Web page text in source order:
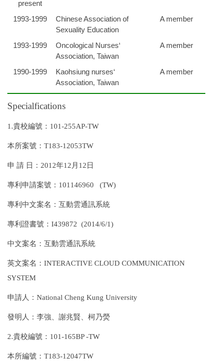
present
1993-1999
Chinese Association of
Sexuality Education
A member
1993-1999
Oncological Nurses‘
Association, Taiwan
A member
1990-1999
Kaohsiung nurses‘
Association, Taiwan
A member
Specialfications
1.貴校編號：101-255AP-TW
本所案號：T183-12053TW
申 請 日：2012年12月12日
專利申請案號：101146960 (TW)
專利中文案名：互動雲通訊系統
專利證書號：I439872 (2014/6/1)
中文案名：互動雲通訊系統
英文案名：INTERACTIVE CLOUD COMMUNICATION
SYSTEM
申請人：National Cheng Kung University
發明人：李強、謝兆賢、柯乃熒
2.貴校編號：101-165BP -TW
本所編號：T183-12047TW